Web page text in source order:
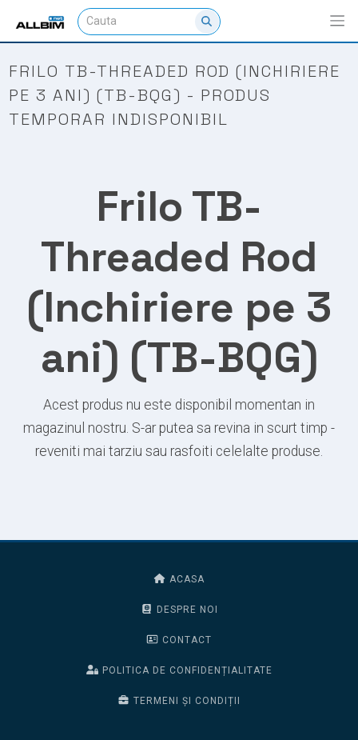
FRILO TB-THREADED ROD (INCHIRIERE
PE 3 ANI) (TB-BQG) - PRODUS
TEMPORAR INDISPONIBIL
Frilo TB-
Threaded Rod
(Inchiriere pe 3
ani) (TB-BQG)
Acest produs nu este disponibil momentan in
magazinul nostru. S-ar putea sa revina in scurt timp -
reveniti mai tarziu sau rasfoiti celelalte produse.
ACASA
DESPRE NOI
CONTACT
POLITICA DE CONFIDENȚIALITATE
TERMENI ȘI CONDIȚII